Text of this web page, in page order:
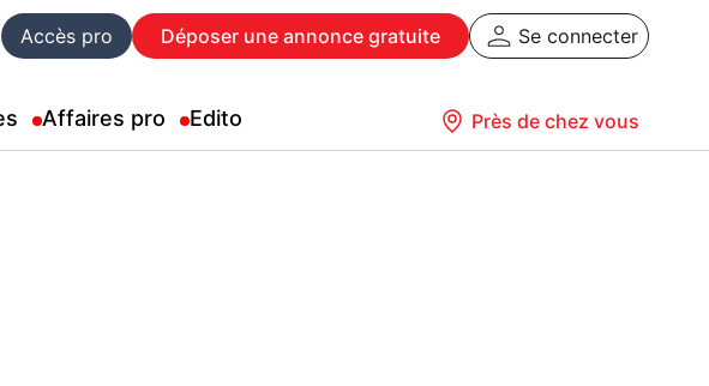
Accès pro Déposer une annonce gratuite Se connecter
Affaires pro Edito Près de chez vous